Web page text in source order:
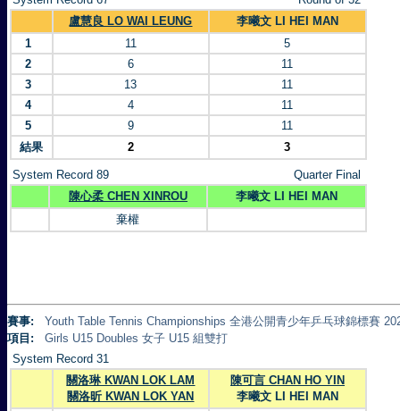
盧慧良 LO WAI LEUNG
李曦文 LI HEI MAN
1
11
5
2
6
11
3
13
11
4
4
11
5
9
11
結果
2 3
System Record 89
Quarter Final
陳心柔 CHEN XINROU
李曦文 LI HEI MAN
棄權
賽事:
Youth Table Tennis Championships 全港公開青少年乒乓球錦標賽
項目:
Girls U15 Doubles 女子 U15 組雙打
System Record 31
關洛琳 KWAN LOK LAM
關洛昕 KWAN LOK YAN
陳可言 CHAN HO YIN
李曦文 LI HEI MAN